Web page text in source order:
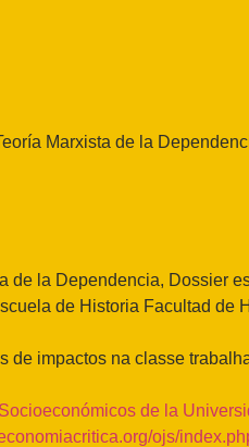
Marxista de la
de la Dependencia, Dossier
de Historia Facultad de
impactos na classe
de la
ojs/